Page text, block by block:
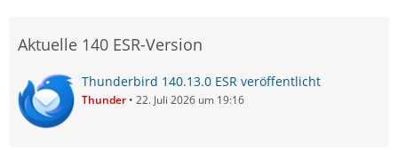
Aktuelle 140 ESR-Version
Thunderbird 140.13.0 ESR veröffentlicht
Thunder 22. Juli 2026 um 19:16